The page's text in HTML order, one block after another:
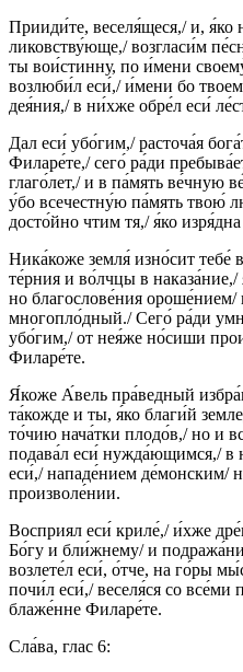
Прииди́те, веселя́щеся,/ и, я́ко
ликовству́юще,/ возгласи́м
ты вои́стинну, по и́мени
возлюби́л еси́,/ и́мени бо
дея́ния,/ в ни́хже обре́л еси́
Дал еси́ убо́гим,/ расточа́я
Филаре́те,/ сего́ ра́ди
глаго́лет,/ и в па́мять ве́чную
у́бо всечестну́ю па́мять твою́
досто́йно чтим тя,/ я́ко изря́дна
Ника́коже земля́ изно́сит тебе́
те́рния и во́лчцы в
но благослове́ния ороше́нием/
многопло́дный./ Сего́ ра́ди
убо́гим,/ от нея́же но́сиши
Филаре́те.
Я́коже А́вель пра́ведный
та́кожде и ты, я́ко благи́й
то́чию нача́тки плодо́в,/ но и
подава́л еси́ нужда́ющимся,/ в
еси́,/ нападе́нием де́монским/
произволе́нии.
Восприял еси́ криле́,/ и́хже
Бо́гу и бли́жнему/ и
возлете́л еси́, о́тче, на го́ры
почи́л еси́,/ веселя́ся со
блаже́нне Филаре́те.
Сла́ва, глас 6: